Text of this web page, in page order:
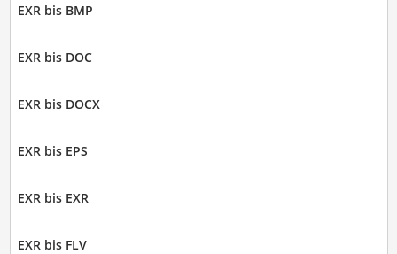
EXR bis BMP
EXR bis DOC
EXR bis DOCX
EXR bis EPS
EXR bis EXR
EXR bis FLV